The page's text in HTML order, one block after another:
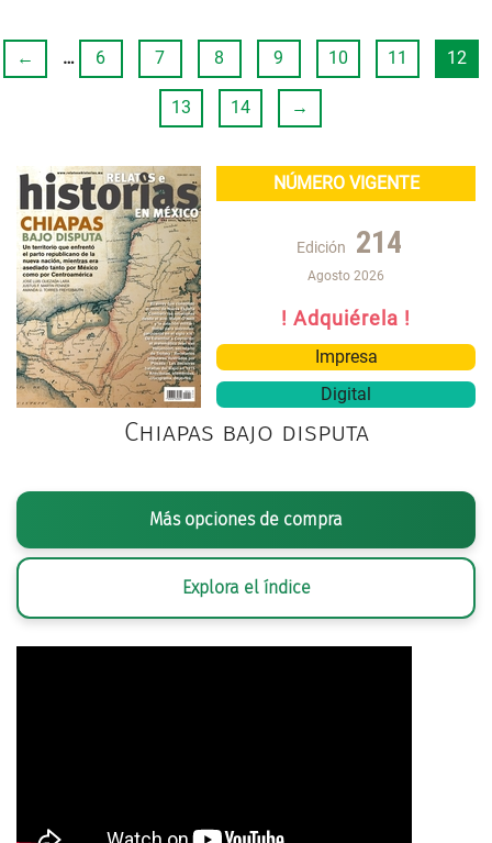
← … 6 7 8 9 10 11 12
13 14 →
NÚMERO VIGENTE
Edición 214
Agosto 2026
! Adquiérela !
Impresa
Digital
Chiapas bajo disputa
Más opciones de compra
Explora el índice